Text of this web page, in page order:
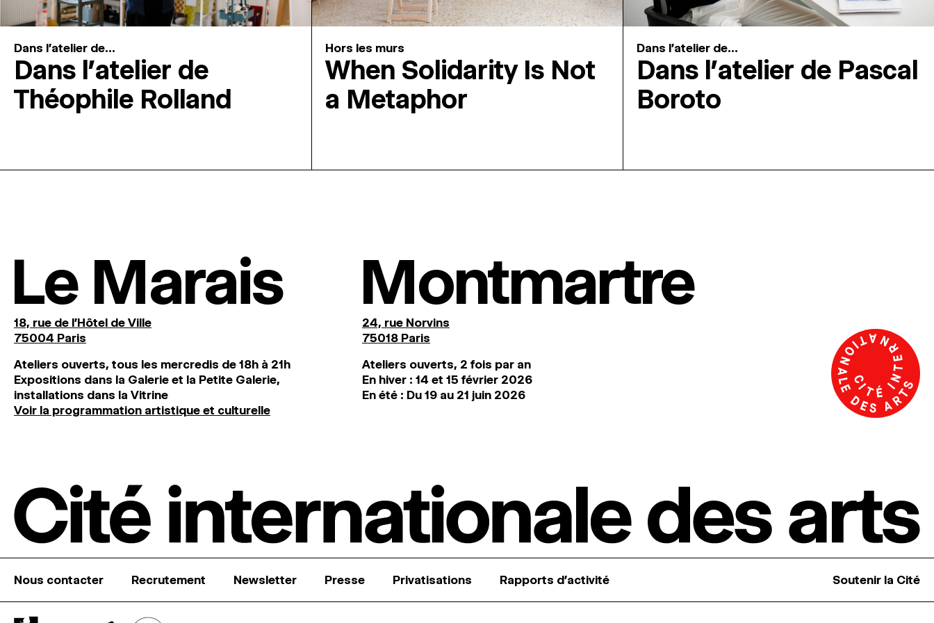
Dans l'atelier de...
Dans l’atelier de
Théophile Rolland
Hors les murs
When Solidarity Is Not
a Metaphor
Dans l'atelier de...
Dans l’atelier de Pascal
Boroto
Le Marais
18, rue de l'Hôtel de Ville
75004 Paris
Ateliers ouverts, tous les mercredis de 18h à 21h
Expositions dans la Galerie et la Petite Galerie,
installations dans la Vitrine
Voir la programmation artistique et culturelle
Montmartre
24, rue Norvins
75018 Paris
Ateliers ouverts, 2 fois par an
En hiver : 14 et 15 février 2026
En été : Du 19 au 21 juin 2026
Nous contacter Recrutement Newsletter Presse Privatisations Rapports d’activité Soutenir la Cité